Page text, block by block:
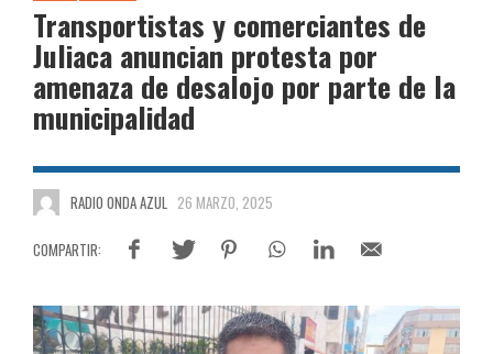
Transportistas y comerciantes de
Juliaca anuncian protesta por
amenaza de desalojo por parte de la
municipalidad
RADIO ONDA AZUL 26 MARZO, 2025